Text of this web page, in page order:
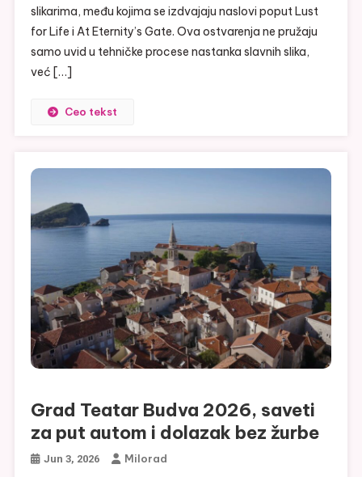
slikarima, među kojima se izdvajaju naslovi poput Lust
for Life i At Eternity’s Gate. Ova ostvarenja ne pružaju
samo uvid u tehničke procese nastanka slavnih slika,
već […]
Ceo tekst
Grad Teatar Budva 2026, saveti
za put autom i dolazak bez žurbe
Jun 3, 2026 Milorad